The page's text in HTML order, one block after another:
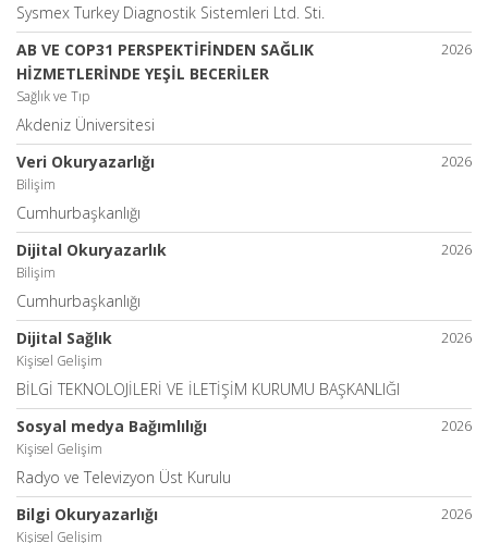
Sysmex Turkey Diagnostik Sistemleri Ltd. Sti.
2026
AB VE COP31 PERSPEKTİFİNDEN SAĞLIK
HİZMETLERİNDE YEŞİL BECERİLER
Sağlık ve Tıp
Akdeniz Üniversitesi
2026
Veri Okuryazarlığı
Bilişim
Cumhurbaşkanlığı
2026
Dijital Okuryazarlık
Bilişim
Cumhurbaşkanlığı
2026
Dijital Sağlık
Kişisel Gelişim
BİLGİ TEKNOLOJİLERİ VE İLETİŞİM KURUMU BAŞKANLIĞI
2026
Sosyal medya Bağımlılığı
Kişisel Gelişim
Radyo ve Televizyon Üst Kurulu
2026
Bilgi Okuryazarlığı
Kişisel Gelişim